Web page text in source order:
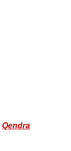
Qendra